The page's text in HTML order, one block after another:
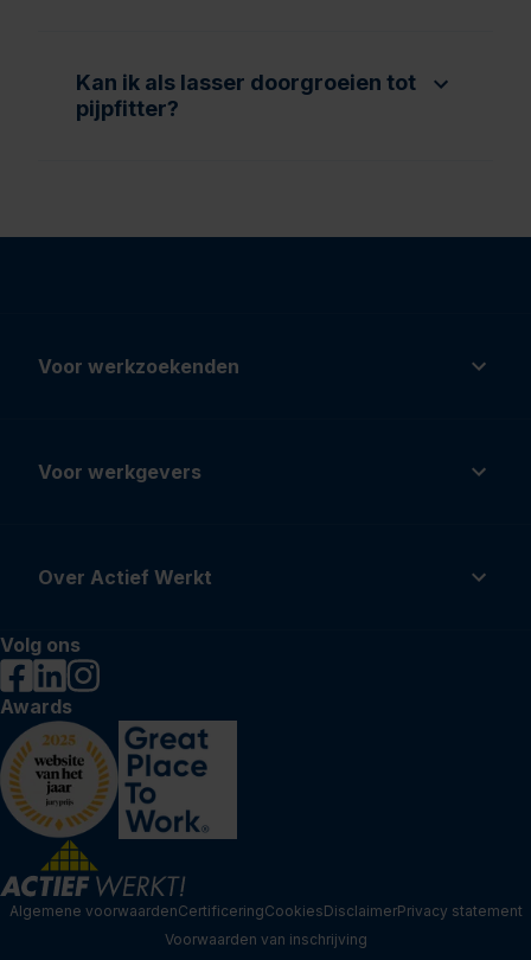
Kan ik als lasser doorgroeien tot
pijpfitter?
Voor werkzoekenden
Voor werkgevers
Over Actief Werkt
Volg ons
Awards
Algemene voorwaardenCertificeringCookiesDisclaimerPrivacy statement
Voorwaarden van inschrijving